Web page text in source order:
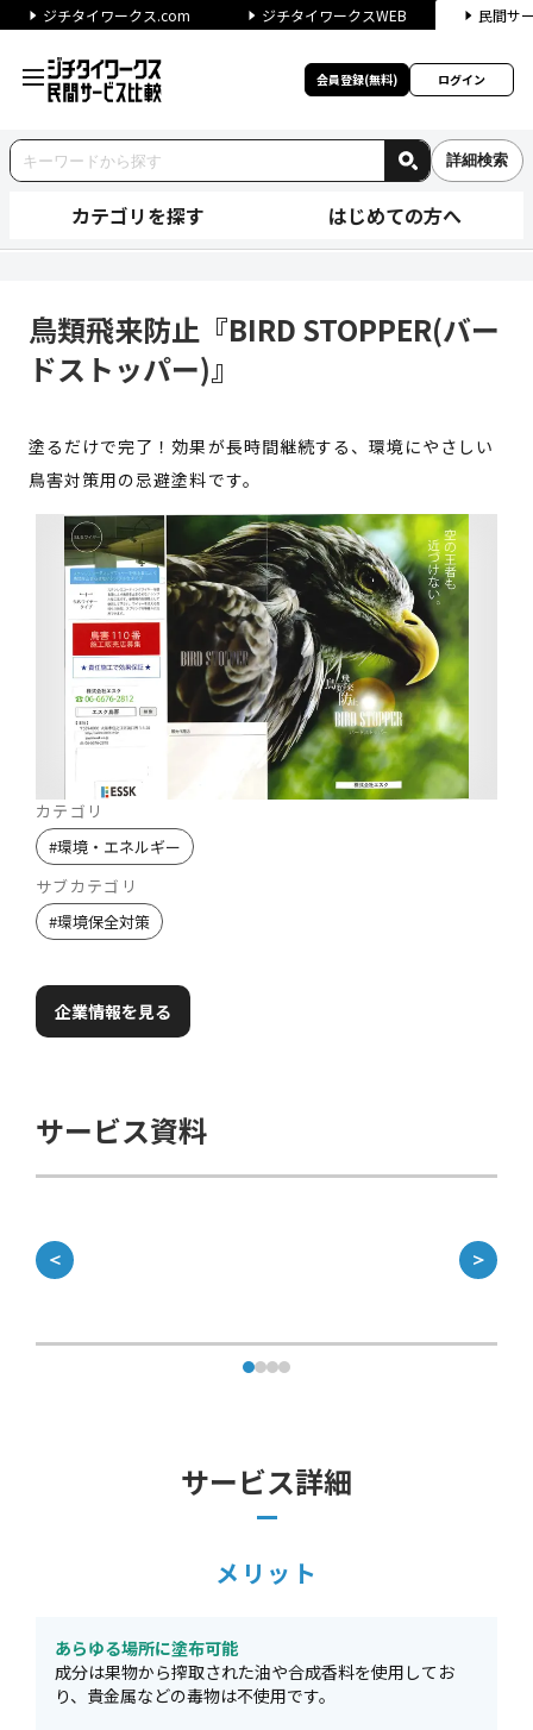
ジチタイワークス.com ジチタイワークスWEB 民間サ
会員登録(無料) ログイン
詳細検索
カテゴリを探す はじめての方へ
鳥類飛来防止『BIRD STOPPER(バー
ドストッパー)』
塗るだけで完了！効果が長時間継続する、環境にやさしい
鳥害対策用の忌避塗料です。
カテゴリ
#環境・エネルギー
サブカテゴリ
#環境保全対策
企業情報を見る
サービス資料
＜ ＞
サービス詳細
メリット
あらゆる場所に塗布可能
成分は果物から搾取された油や合成香料を使用してお
り、貴金属などの毒物は不使用です。